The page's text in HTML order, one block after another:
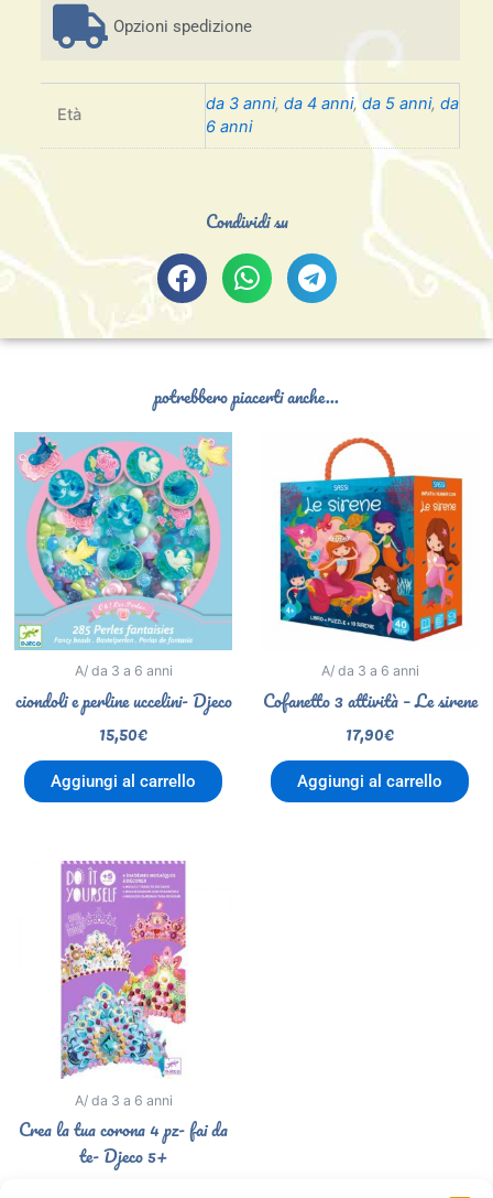
Opzioni spedizione
Età
da 3 anni, da 4 anni, da 5 anni, da
6 anni
Condividi su
potrebbero piacerti anche...
A/ da 3 a 6 anni
ciondoli e perline uccelini- Djeco
15,50€
Aggiungi al carrello
A/ da 3 a 6 anni
Cofanetto 3 attività – Le sirene
17,90€
Aggiungi al carrello
A/ da 3 a 6 anni
Crea la tua corona 4 pz- fai da
te- Djeco 5+